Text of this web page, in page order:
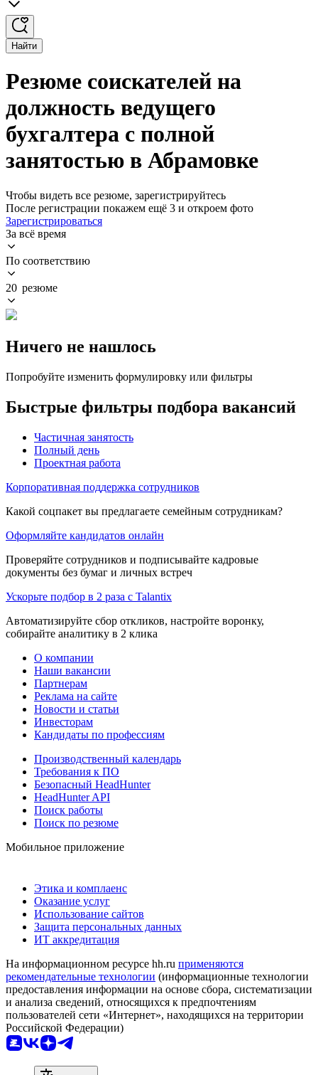
Найти
Резюме соискателей на
должность ведущего
бухгалтера с полной
занятостью в Абрамовке
Чтобы видеть все резюме, зарегистрируйтесь
После регистрации покажем ещё 3 и откроем фото
Зарегистрироваться
За всё время
По соответствию
20 резюме
Ничего не нашлось
Попробуйте изменить формулировку или фильтры
Быстрые фильтры подбора вакансий
Частичная занятость
Полный день
Проектная работа
Корпоративная поддержка сотрудников
Какой соцпакет вы предлагаете семейным сотрудникам?
Оформляйте кандидатов онлайн
Проверяйте сотрудников и подписывайте кадровые
документы без бумаг и личных встреч
Ускорьте подбор в 2 раза с Talantix
Автоматизируйте сбор откликов, настройте воронку,
собирайте аналитику в 2 клика
О компании
Наши вакансии
Партнерам
Реклама на сайте
Новости и статьи
Инвесторам
Кандидаты по профессиям
Производственный календарь
Требования к ПО
Безопасный HeadHunter
HeadHunter API
Поиск работы
Поиск по резюме
Мобильное приложение
Этика и комплаенс
Оказание услуг
Использование сайтов
Защита персональных данных
ИТ аккредитация
На информационном ресурсе hh.ru применяются
рекомендательные технологии (информационные технологии
предоставления информации на основе сбора, систематизации
и анализа сведений, относящихся к предпочтениям
пользователей сети «Интернет», находящихся на территории
Российской Федерации)